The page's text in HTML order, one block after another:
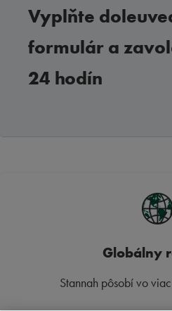
Vyplňte
formulár a
24 hodín
Globálny
Stannah pôsobí vo